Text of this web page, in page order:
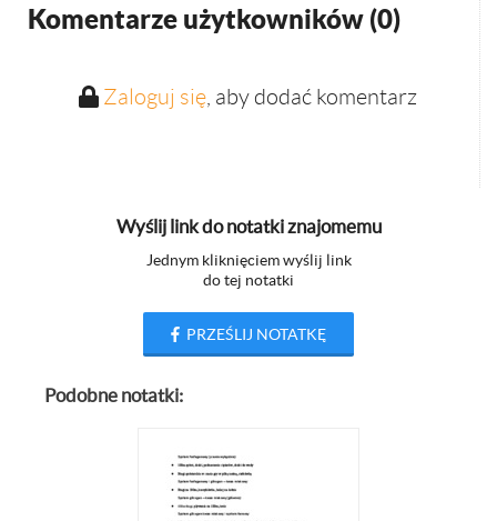
Komentarze użytkowników (0)
Zaloguj się, aby dodać komentarz
Wyślij link do notatki znajomemu
Jednym kliknięciem wyślij link
do tej notatki
PRZEŚLIJ NOTATKĘ
Podobne notatki: